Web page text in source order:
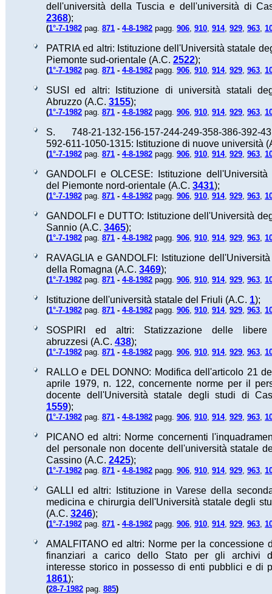
dell'università della Tuscia e dell'università di
2368);
(1°-7-1982 pag. 871 - 4-8-1982 pagg. 906, 910, 914, 929, 963,
PATRIA ed altri: Istituzione dell'Università statale
Piemonte sud-orientale (A.C. 2522);
(1°-7-1982 pag. 871 - 4-8-1982 pagg. 906, 910, 914, 929, 963,
SUSI ed altri: Istituzione di università statali
Abruzzo (A.C. 3155);
(1°-7-1982 pag. 871 - 4-8-1982 pagg. 906, 910, 914, 929, 963,
S. 748-21-132-156-157-244-249-358-386-392-
592-611-1050-1315: Istituzione di nuove università
(1°-7-1982 pag. 871 - 4-8-1982 pagg. 906, 910, 914, 929, 963,
GANDOLFI e OLCESE: Istituzione
del Piemonte nord-orientale (A.C. 3431);
(1°-7-1982 pag. 871 - 4-8-1982 pagg. 906, 910, 914, 929, 963,
GANDOLFI e DUTTO: Istituzione dell'Università
Sannio (A.C. 3465);
(1°-7-1982 pag. 871 - 4-8-1982 pagg. 906, 910, 914, 929, 963,
RAVAGLIA e GANDOLFI: Istituzione
della Romagna (A.C. 3469);
(1°-7-1982 pag. 871 - 4-8-1982 pagg. 906, 910, 914, 929, 963,
Istituzione dell'università statale del Friuli (A.C. 1);
(1°-7-1982 pag. 871 - 4-8-1982 pagg. 906, 910, 914, 929, 963,
SOSPIRI ed altri: Statizzazione delle libere
abruzzesi (A.C. 438);
(1°-7-1982 pag. 871 - 4-8-1982 pagg. 906, 910, 914, 929, 963,
RALLO e DEL DONNO: Modifica dell'articolo 21
aprile 1979, n. 122, concernente norme per il
docente dell'Università statale degli studi di
1559);
(1°-7-1982 pag. 871 - 4-8-1982 pagg. 906, 910, 914, 929, 963,
PICANO ed altri: Norme concernenti
del personale non docente dell'università statale
Cassino (A.C. 2425);
(1°-7-1982 pag. 871 - 4-8-1982 pagg. 906, 910, 914, 929, 963,
GALLI ed altri: Istituzione in Varese della
medicina e chirurgia dell'Università statale degli
(A.C. 3246);
(1°-7-1982 pag. 871 - 4-8-1982 pagg. 906, 910, 914, 929, 963,
AMALFITANO ed altri: Norme per la concessione
finanziari a carico dello Stato per gli archivi
interesse storico in possesso di enti pubblici e di
1861);
(28-7-1982 pag. 885)